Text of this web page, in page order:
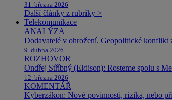
31. března 2026
Další články z rubriky >
Telekomunikace
ANALÝZA
Dodavatelé v ohrožení. Geopolitické konflikt
9. dubna 2026
ROZHOVOR
Ondřej Stříbný (Eldison): Rosteme spolu s
12. března 2026
KOMENTÁŘ
Kyberzákon: Nové povinnosti, rizika, nebo